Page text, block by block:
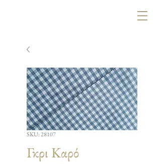
SKU: 28107
Γκρι Καρό